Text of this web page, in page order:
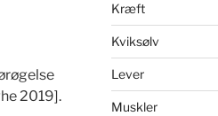
2019].
Kræft
Kviksølv
Lever
Muskler